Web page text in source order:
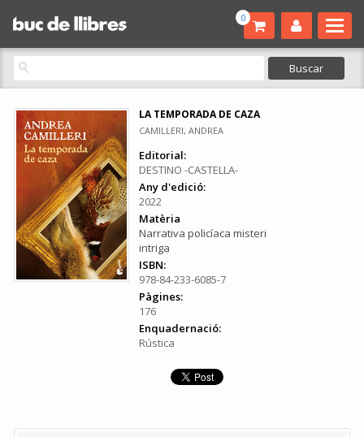
0
LA TEMPORADA DE CAZA
CAMILLERI, ANDREA
Editorial:
DESTINO -CASTELLA-
Any d'edició:
2022
Matèria
Narrativa policíaca misteri
intriga
ISBN:
978-84-233-6085-7
Pàgines:
176
Enquadernació:
Rústica